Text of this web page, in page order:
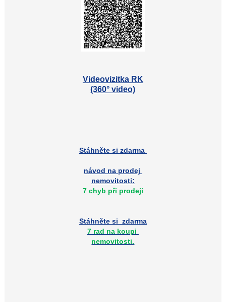
Videovizitka RK
(360° video)
Stáhněte si zdarma
návod na prodej
nemovitosti:
7 chyb při prodeji
Stáhněte si zdarma
7 rad na koupi
nemovitosti.